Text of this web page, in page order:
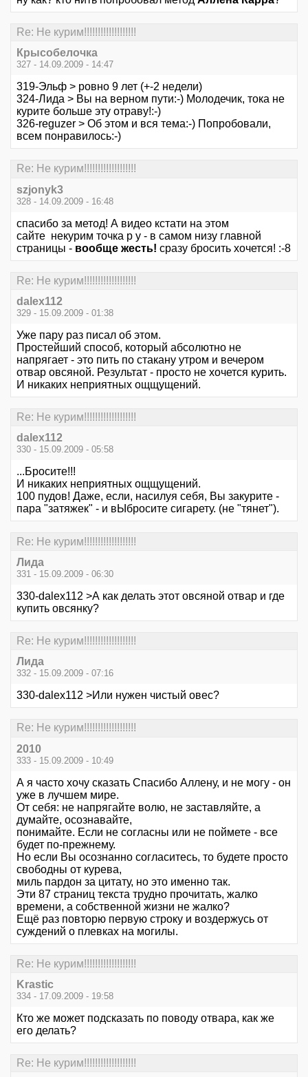
Re: Не курим!!!!!!!!!!!!!!!!!!!
Крысобелочка
327 - 14.09.2009 - 14:47
319-Эльф > ровно 9 лет (+-2 недели)
324-Лида > Вы на верном пути:-) Молодечик, тока не
курите больше эту отраву!:-)
326-reguzer > Об этом и вся тема:-) Попробовали,
всем понравилось:-)
Re: Не курим!!!!!!!!!!!!!!!!!!!
szjonyk3
328 - 14.09.2009 - 16:48
спасибо за метод! А видео кстати на этом
сайте некурим точка р у - в самом низу главной
страницы - вообще жесть! сразу бросить хочется! :-8
Re: Не курим!!!!!!!!!!!!!!!!!!!
dalex112
329 - 15.09.2009 - 01:38
Уже пару раз писал об этом.
Простейший способ, который абсолютно не
напрягает - это пить по стакану утром и вечером
отвар овсяной. Результат - просто не хочется курить.
И никаких неприятных ощщущений.
Re: Не курим!!!!!!!!!!!!!!!!!!!
dalex112
330 - 15.09.2009 - 05:58
...Бросите!!!
И никаких неприятных ощщущений.
100 пудов! Даже, если, насилуя себя, Вы закурите -
пара "затяжек" - и вЫбросите сигарету. (не "тянет").
Re: Не курим!!!!!!!!!!!!!!!!!!!
Лида
331 - 15.09.2009 - 06:30
330-dalex112 >А как делать этот овсяной отвар и где
купить овсянку?
Re: Не курим!!!!!!!!!!!!!!!!!!!
Лида
332 - 15.09.2009 - 07:16
330-dalex112 >Или нужен чистый овес?
Re: Не курим!!!!!!!!!!!!!!!!!!!
2010
333 - 15.09.2009 - 10:49
А я часто хочу сказать Спасибо Аллену, и не могу - он
уже в лучшем мире.
От себя: не напрягайте волю, не заставляйте, а
думайте, осознавайте,
понимайте. Если не согласны или не поймете - все
будет по-прежнему.
Но если Вы осознанно согласитесь, то будете просто
свободны от курева,
миль пардон за цитату, но это именно так.
Эти 87 страниц текста трудно прочитать, жалко
времени, а собственной жизни не жалко?
Ещё раз повторю первую строку и воздержусь от
суждений о плевках на могилы.
Re: Не курим!!!!!!!!!!!!!!!!!!!
Krastic
334 - 17.09.2009 - 19:58
Кто же может подсказать по поводу отвара, как же
его делать?
Re: Не курим!!!!!!!!!!!!!!!!!!!